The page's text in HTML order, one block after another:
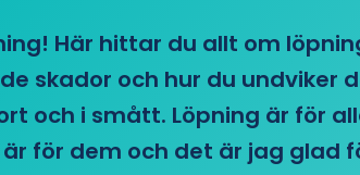
Här hittar du allt om
skador och hur du undviker
och i smått. Löpning är för
för dem och det är jag glad